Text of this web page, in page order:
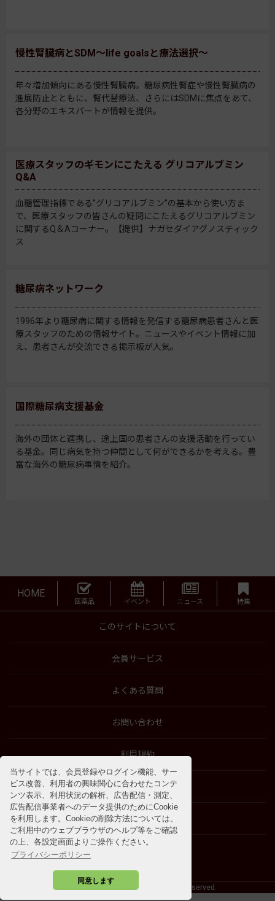
当サイトでは、会員登録やログイン機能、サー
ビス改善、利用者の興味関心に合わせたコンテ
ンツ表示、利用状況の解析、広告配信・測定、
広告配信事業者へのデータ提供のためにCookie
を利用します。Cookieの削除方法については、
ご利用中のウェブブラウザのヘルプ等をご確認
の上、各設定画面よりご操作ください。
プライバシーポリシー
同意します
慢性腎臓病とSDM～life goalsと療法選択～
年々増加傾向にある慢性腎臓病。糖尿病性腎症や慢性腎臓病の
進展防止とともに、腎代替療法、さらにはSDMに焦点をあて、
各分野のエキスパートが情報を提供。
医療スタッフのギモンにこたえる グリコアルブミン
Q&A
血糖管理指標である”グリコアルブミン”の基本から使い方ま
で、医療スタッフの皆さんの疑問にこたえるグリコアルブミン
に関するQ＆Aコーナー。【提供】ナガセダイアグノスティック
ス
糖尿病ネットワーク
1996年より糖尿病に関する情報を発信する糖尿病患者さんと医
療スタッフのための情報サイト。ニュースやイベント情報に加
え、患者さんが交流できる掲示板が人気。
国際糖尿病支援基金
海外の団体と連携し、途上国の患者さんの支援活動を行ってい
る基金。同じ病気を持つ仲間として何ができるかを考える。豊
富な海外の糖尿病事情を紹介。
HOME
医薬品 イベント ニュース 特集
このサイトについて
会員サービス
よくある質問
お問い合わせ
利用規約
特商法に基づく表示
プライバシーポリシー
©2009 - 2026 SOSHINSHA All Rights Reserved.